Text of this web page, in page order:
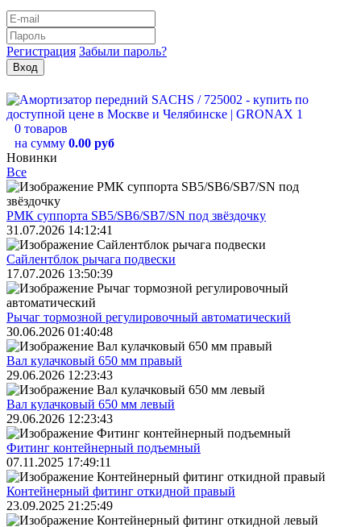
Регистрация Забыли пароль?
0 товаров
на сумму 0.00 руб
Новинки
Все
РМК суппорта SB5/SB6/SB7/SN под звёздочку
31.07.2026 14:12:41
Сайлентблок рычага подвески
17.07.2026 13:50:39
Рычаг тормозной регулировочный автоматический
30.06.2026 01:40:48
Вал кулачковый 650 мм правый
29.06.2026 12:23:43
Вал кулачковый 650 мм левый
29.06.2026 12:23:43
Фитинг контейнерный подъемный
07.11.2025 17:49:11
Контейнерный фитинг откидной правый
23.09.2025 21:25:49